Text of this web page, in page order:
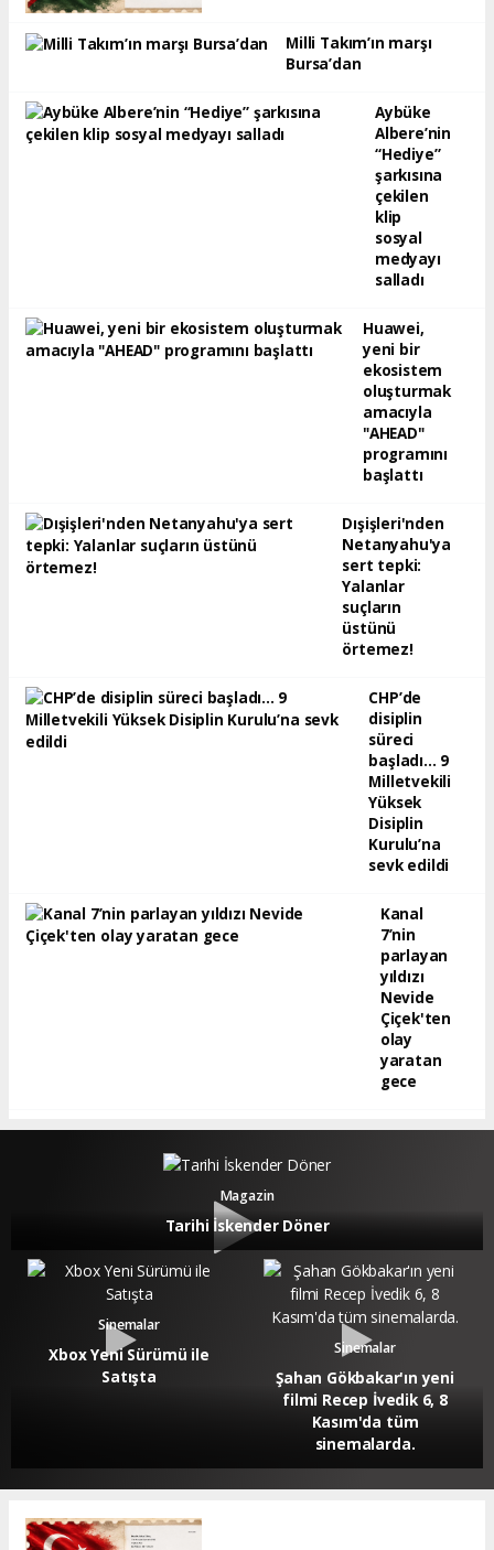
Milli Takım’ın marşı
Bursa’dan
Aybüke
Albere’nin
“Hediye”
şarkısına
çekilen
klip
sosyal
medyayı
salladı
Huawei,
yeni bir
ekosistem
oluşturmak
amacıyla
"AHEAD"
programını
başlattı
Dışişleri'nden
Netanyahu'ya
sert tepki:
Yalanlar
suçların
üstünü
örtemez!
CHP’de
disiplin
süreci
başladı... 9
Milletvekili
Yüksek
Disiplin
Kurulu’na
sevk edildi
Kanal
7’nin
parlayan
yıldızı
Nevide
Çiçek'ten
olay
yaratan
gece
Magazin
Tarihi İskender Döner
Sinemalar
Xbox Yeni Sürümü ile
Satışta
Sinemalar
Şahan Gökbakar'ın yeni
filmi Recep İvedik 6, 8
Kasım'da tüm
sinemalarda.